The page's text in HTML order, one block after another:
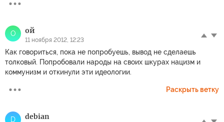
О ой
11 ноября 2012, 12:23
Как говориться, пока не попробуешь, вывод не сделаешь
толковый. Попробовали народы на своих шкурах нацизм и
коммунизм и откинули эти идеологии.
Раскрыть ветку
D debian